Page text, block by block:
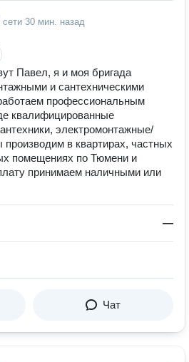
сети 30 мин. назад
Павел, я и моя бригада
и сантехническими
профессиональным
квалифицированные
электромонтажные/
производим в квартирах, частных
помещениях по Тюмени и
принимаем наличными или
—
Чат